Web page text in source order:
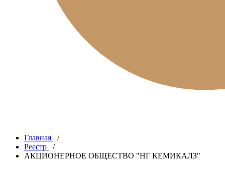
Главная
/
Реестр
/
АКЦИОНЕРНОЕ ОБЩЕСТВО "НГ КЕМИКАЛЗ"